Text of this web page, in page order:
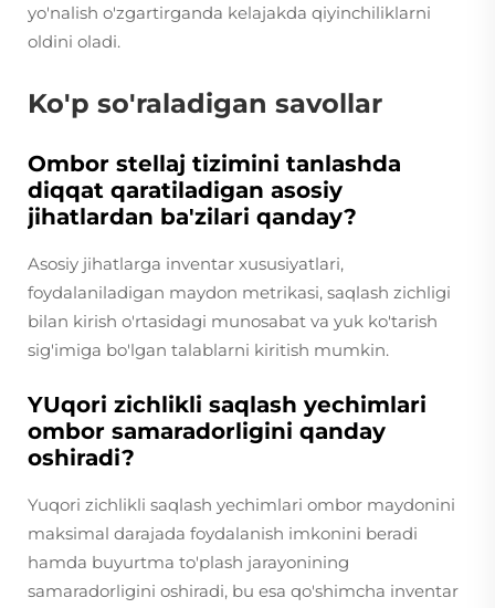
yo'nalish o'zgartirganda kelajakda qiyinchiliklarni
oldini oladi.
Ko'p so'raladigan savollar
Ombor stellaj tizimini tanlashda
diqqat qaratiladigan asosiy
jihatlardan ba'zilari qanday?
Asosiy jihatlarga inventar xususiyatlari,
foydalaniladigan maydon metrikasi, saqlash zichligi
bilan kirish o'rtasidagi munosabat va yuk ko'tarish
sig'imiga bo'lgan talablarni kiritish mumkin.
YUqori zichlikli saqlash yechimlari
ombor samaradorligini qanday
oshiradi?
Yuqori zichlikli saqlash yechimlari ombor maydonini
maksimal darajada foydalanish imkonini beradi
hamda buyurtma to'plash jarayonining
samaradorligini oshiradi, bu esa qo'shimcha inventar